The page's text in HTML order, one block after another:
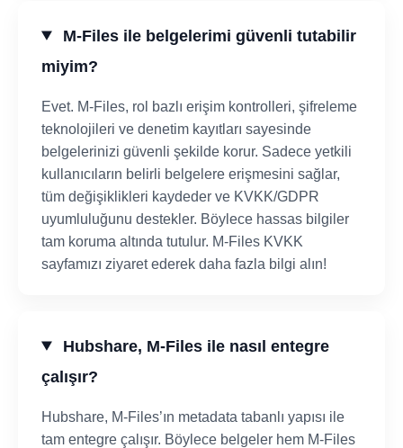
M-Files ile belgelerimi güvenli tutabilir
miyim?
Evet. M-Files, rol bazlı erişim kontrolleri, şifreleme
teknolojileri ve denetim kayıtları sayesinde
belgelerinizi güvenli şekilde korur. Sadece yetkili
kullanıcıların belirli belgelere erişmesini sağlar,
tüm değişiklikleri kaydeder ve KVKK/GDPR
uyumluluğunu destekler. Böylece hassas bilgiler
tam koruma altında tutulur. M-Files KVKK
sayfamızı ziyaret ederek daha fazla bilgi alın!
Hubshare, M-Files ile nasıl entegre
çalışır?
Hubshare, M-Files’ın metadata tabanlı yapısı ile
tam entegre çalışır. Böylece belgeler hem M-Files